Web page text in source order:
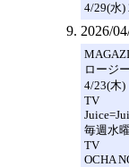
4/29(水)
2026/
ロージ
4/23(木)
TV
毎週水
TV
OCHA